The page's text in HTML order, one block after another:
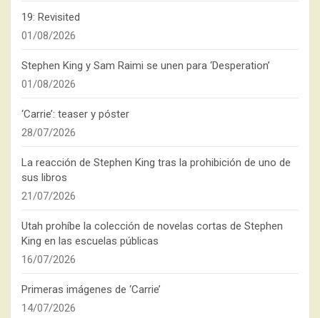
19: Revisited
01/08/2026
Stephen King y Sam Raimi se unen para ‘Desperation’
01/08/2026
‘Carrie’: teaser y póster
28/07/2026
La reacción de Stephen King tras la prohibición de uno de
sus libros
21/07/2026
Utah prohíbe la colección de novelas cortas de Stephen
King en las escuelas públicas
16/07/2026
Primeras imágenes de ‘Carrie’
14/07/2026